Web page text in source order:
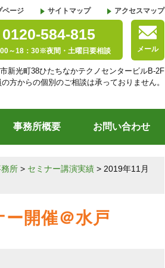
ページ サイトマップ アクセスマップ
0120-584-815
～18：30※夜間・土曜日要相談 メール
新光町38ひたちなかテクノセンタービルB-2F
方からの個別のご相談は承っておりません。
事務所概要 お問い合わせ
所 > セミナー講演実績 > 2019年11月
開催＠水戸